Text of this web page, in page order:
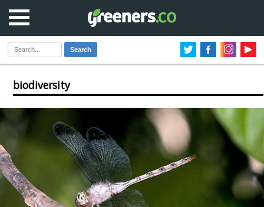
Search
biodiversity